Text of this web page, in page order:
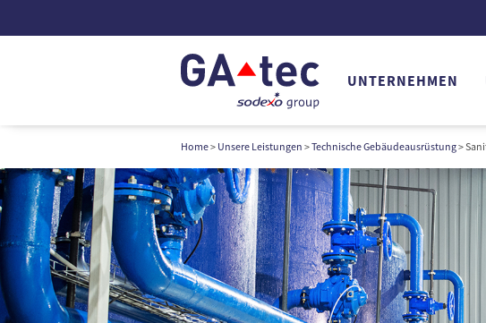
UNTERNEHMEN
Home> Unsere Leistungen >Technische Gebäudeausrüstung>